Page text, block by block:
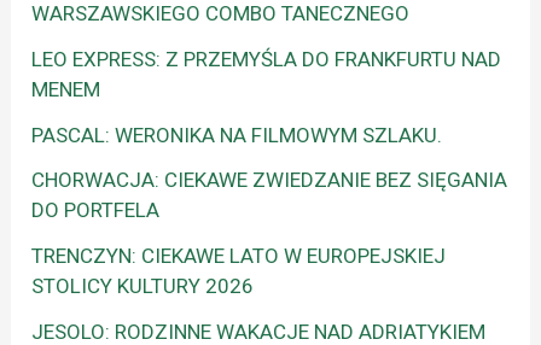
WARSZAWSKIEGO COMBO TANECZNEGO
LEO EXPRESS: Z PRZEMYŚLA DO FRANKFURTU NAD
MENEM
PASCAL: WERONIKA NA FILMOWYM SZLAKU.
CHORWACJA: CIEKAWE ZWIEDZANIE BEZ SIĘGANIA
DO PORTFELA
TRENCZYN: CIEKAWE LATO W EUROPEJSKIEJ
STOLICY KULTURY 2026
JESOLO: RODZINNE WAKACJE NAD ADRIATYKIEM